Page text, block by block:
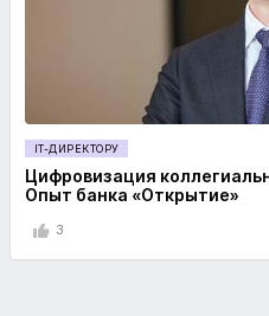
IT-ДИРЕКТОРУ
Цифровизация
Опыт банка «Открытие»
3